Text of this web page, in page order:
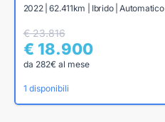
2022 | 62.411km | Ibrido | Automatico
€ 23.816
€ 18.900
da 282€ al mese
1 disponibili